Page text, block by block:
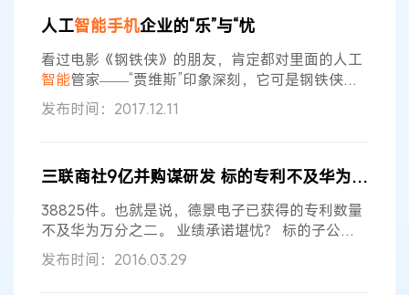
发。日前，外媒GSMArena报道，三星在韩国进行
了一项专利申请，从这项专利的申请图上来看，这
是一项关于如何在屏幕上安置指纹识别
人工智能手机企业的“乐”与“忧
看过电影《钢铁侠》的朋友，肯定都对里面的人工
智能管家——“贾维斯”印象深刻，它可是钢铁侠托
尼·史塔克的左膀右臂，总是“善解人意”地帮托尼·史
塔克打点一切，真正做到了“知你，懂你，助你”，
人对人工智能充满好奇与期待。那么，究竟什么是
人工智能 ？人工智能手机专利布局情况如何，又会
给竞争日益激烈的手机市场带来哪些
发布时间：2017.12.11
三联商社9亿并购谋研发 标的专利不及华为万二
38825件。也就是说，德景电子已获得的专利数量
不及华为万分之二。 业绩承诺堪忧？ 标的子公司
亏损线挣扎 三联商社在此时杀入
不解。 根据易观智库发布的《中国
发布时间：2016.03.29